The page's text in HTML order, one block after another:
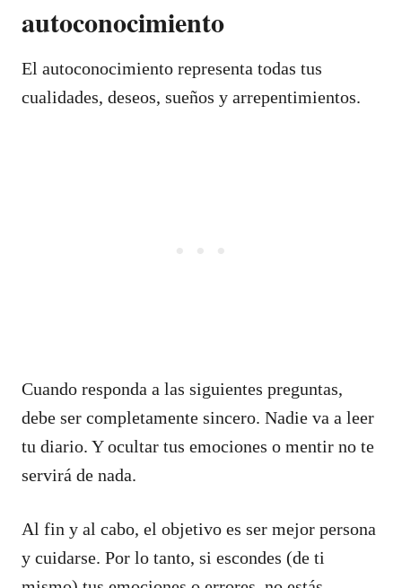
autoconocimiento
El autoconocimiento representa todas tus
cualidades, deseos, sueños y arrepentimientos.
Cuando responda a las siguientes preguntas,
debe ser completamente sincero. Nadie va a leer
tu diario. Y ocultar tus emociones o mentir no te
servirá de nada.
Al fin y al cabo, el objetivo es ser mejor persona
y cuidarse. Por lo tanto, si escondes (de ti